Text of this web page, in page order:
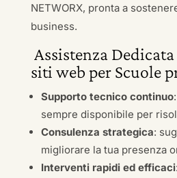
NETWORX, pronta a
business.
Assistenza
siti web per Scuole
Supporto tecnico continuo
sempre disponibile per
Consulenza strategica:
migliorare la tua presenza
Interventi rapidi ed efficaci